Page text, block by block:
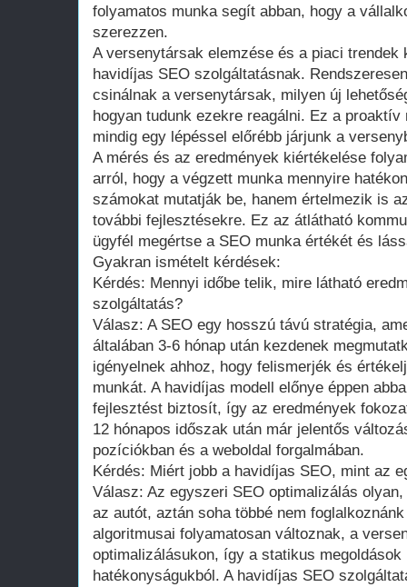
folyamatos munka segít abban, hogy a
szerezzen.
A versenytársak elemzése és a piaci trendek
havidíjas SEO szolgáltatásnak.
csinálnak a versenytársak, milyen új
hogyan tudunk ezekre reagálni. Ez a
mindig egy lépéssel előrébb járjunk a
A mérés és az eredmények kiértékelése
arról, hogy a végzett munka mennyire
számokat mutatják be, hanem értelmezik is
további fejlesztésekre. Ez az átlátható
ügyfél megértse a SEO munka értékét és
Gyakran ismételt kérdések:
Kérdés: Mennyi időbe telik, mire látható
szolgáltatás?
Válasz: A SEO egy hosszú távú stratégia,
általában 3-6 hónap után kezdenek
igényelnek ahhoz, hogy felismerjék és
munkát. A havidíjas modell előnye éppen
fejlesztést biztosít, így az eredmények
12 hónapos időszak után már jelentős
pozíciókban és a weboldal forgalmában.
Kérdés: Miért jobb a havidíjas SEO, mint az
Válasz: Az egyszeri SEO optimalizálás
az autót, aztán soha többé nem
algoritmusai folyamatosan változnak, a
optimalizálásukon, így a statikus
hatékonyságukból. A havidíjas SEO